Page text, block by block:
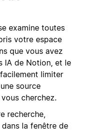
examine toutes
votre espace
que vous avez
IA de Notion, et le
limiter
source
cherchez.
recherche,
dans la fenêtre de